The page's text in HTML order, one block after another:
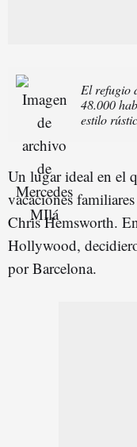
El refugio
48.000
estilo
Un lugar ideal en el
vacaciones
Chris Hemsworth.
Hollywood,
por Barcelona.